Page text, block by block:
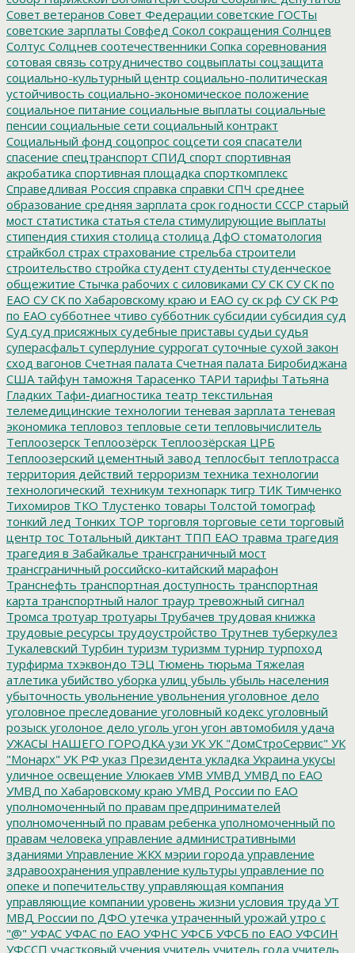
Совет ветеранов Совет Федерации советские ГОСТы
советские зарплаты Совфед Сокол сокращения Солнцев
Солтус Солцнев соотечественники Сопка соревнования
сотовая связь сотрудничество соцвыплаты соцзащита
социально-культурный центр социально-политическая
устойчивость социально-экономическое положение
социальное питание социальные выплаты социальные
пенсии социальные сети социальный контракт
Социальный фонд соцопрос соцсети соя спасатели
спасение спецтранспорт СПИД спорт спортивная
акробатика спортивная площадка спорткомплекс
Справедливая Россия справка справки СПЧ среднее
образование средняя зарплата срок годности СССР старый
мост статистика статья стела стимулирующие выплаты
стипендия стихия столица столица ДфО стоматология
страйкбол страх страхование стрельба строители
строительство стройка студент студенты студенческое
общежитие Стычка рабочих с силовиками СУ СК СУ СК по
ЕАО СУ СК по Хабаровскому краю и ЕАО су ск рф СУ СК РФ
по ЕАО субботнее чтиво субботник субсидии субсидия суд
Суд суд присяжных судебные приставы судьи судья
суперасфальт суперлуние суррогат суточные сухой закон
сход вагонов Счетная палата Счетная палата Биробиджана
США тайфун таможня Тарасенко ТАРИ тарифы Татьяна
Гладких Тафи-диагностика театр текстильная
телемедицинские технологии теневая зарплата теневая
экономика тепловоз тепловые сети тепловычислитель
Теплоозерск Теплоозёрск Теплоозёрская ЦРБ
Теплоозерский цементный завод теплосбыт теплотрасса
территория действий терроризм техника технологии
технологический_техникум технопарк тигр ТИК Тимченко
Тихомиров ТКО Тлустенко товары Толстой томограф
тонкий лед Тонких ТОР торговля торговые сети торговый
центр тос Тотальный диктант ТПП ЕАО травма трагедия
трагедия в Забайкалье трансграничный мост
трансграничный российско-китайский марафон
Транснефть транспортная доступность транспортная
карта транспортный налог траур тревожный сигнал
Тромса тротуар тротуары Трубачев трудовая книжка
трудовые ресурсы трудоустройство Трутнев туберкулез
Тукалевский Турбин туризм туризмм турнир турпоход
турфирма тхэквондо ТЭЦ Тюмень тюрьма Тяжелая
атлетика убийство уборка улиц убыль убыль населения
убыточность увольнение увольнения уголовное дело
уголовное преследование уголовный кодекс уголовный
розыск уголоное дело уголь угон угон автомобиля удача
УЖАСЫ НАШЕГО ГОРОДКА узи УК УК "ДомСтроСервис" УК
"Монарх" УК РФ указ Президента укладка Украина укусы
уличное освещение Улюкаев УМВ УМВД УМВД по ЕАО
УМВД по Хабаровскому краю УМВД России по ЕАО
уполномоченный по правам предпринимателей
уполномоченный по правам ребенка уполномоченный по
правам человека управление административными
зданиями Управление ЖКХ мэрии города управление
здравоохранения управление культуры управление по
опеке и попечительству управляющая компания
управляющие компании уровень жизни условия труда УТ
МВД России по ДФО утечка утраченный урожай утро с
"@" УФАС УФАС по ЕАО УФНС УФСБ УФСБ по ЕАО УФСИН
УФССП участковый учения учитель учитель года учитель